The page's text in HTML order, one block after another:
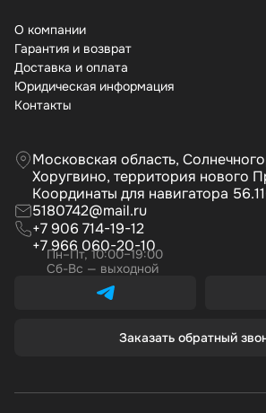
О компании
Гарантия и возврат
Доставка и оплата
Юридическая информация
Контакты
Московская область,
Хоругвино, территория нового
Координаты для навигатора
5180742@mail.ru
+7 906 714-19-12
+7 966 060-20-10
Пн–Пт, 10:00–19:00
Сб-Вс — выходной
Заказать обратный